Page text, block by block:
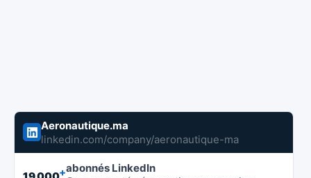
Aeronautique.ma
linkedin.com/company/aeronautique-ma
+abonnés LinkedIn